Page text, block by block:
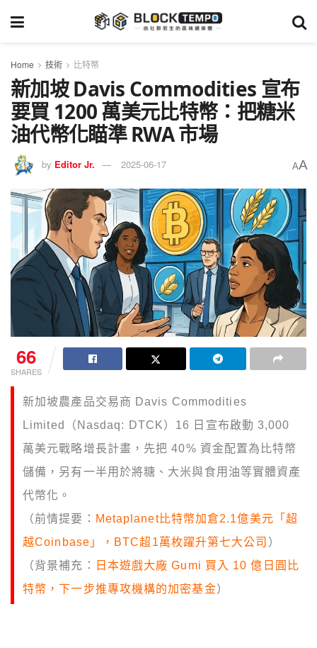
Home 技術 比特幣
新加坡 Davis Commodities 宣布
要買 1200 萬美元比特幣：把糖米
油代幣化瞄準 RWA 市場
by Editor Jr. 2025-06-17 AA
66
SHARES
新加坡農產品交易商 Davis Commodities
Limited（Nasdaq: DTCK）16 日宣布啟動 3,000
萬美元戰略增長計畫，先把 40% 資金配置為比特幣
儲備，另有一半用於將糖、大米與食用油等實體資產
代幣化。
（前情提要： Metaplanet比特幣加倉2.1億美元「超
越Coinbase」，BTC超1萬枚躍升第七大公司 ）
（背景補充：
日本遊戲大廠 Gumi 買入 10 億日圓比
特幣，下一步推專攻機構的加密基金）